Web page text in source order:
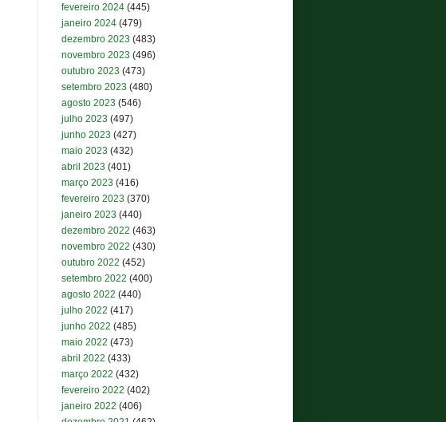
fevereiro 2024 (445)
janeiro 2024 (479)
dezembro 2023 (483)
novembro 2023 (496)
outubro 2023 (473)
setembro 2023 (480)
agosto 2023 (546)
julho 2023 (497)
junho 2023 (427)
maio 2023 (432)
abril 2023 (401)
março 2023 (416)
fevereiro 2023 (370)
janeiro 2023 (440)
dezembro 2022 (463)
novembro 2022 (430)
outubro 2022 (452)
setembro 2022 (400)
agosto 2022 (440)
julho 2022 (417)
junho 2022 (485)
maio 2022 (473)
abril 2022 (433)
março 2022 (432)
fevereiro 2022 (402)
janeiro 2022 (406)